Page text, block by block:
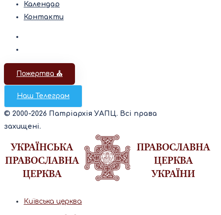
Календар
Контакти
Пожертва ⛪️
Наш Телеграм
© 2000-2026 Патріархія УАПЦ. Всі права
захищені.
Київська церква